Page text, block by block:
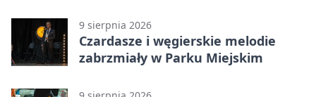
9 sierpnia 2026
Czardasze i węgierskie melodie
zabrzmiały w Parku Miejskim